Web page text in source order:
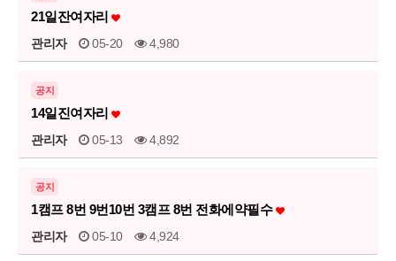
21일잔여자리
관리자 05-20 4,980
공지
14일진여자리
관리자 05-13 4,892
공지
1캠프 8번 9번10번 3캠프 8번 전화에약필수
관리자 05-10 4,924